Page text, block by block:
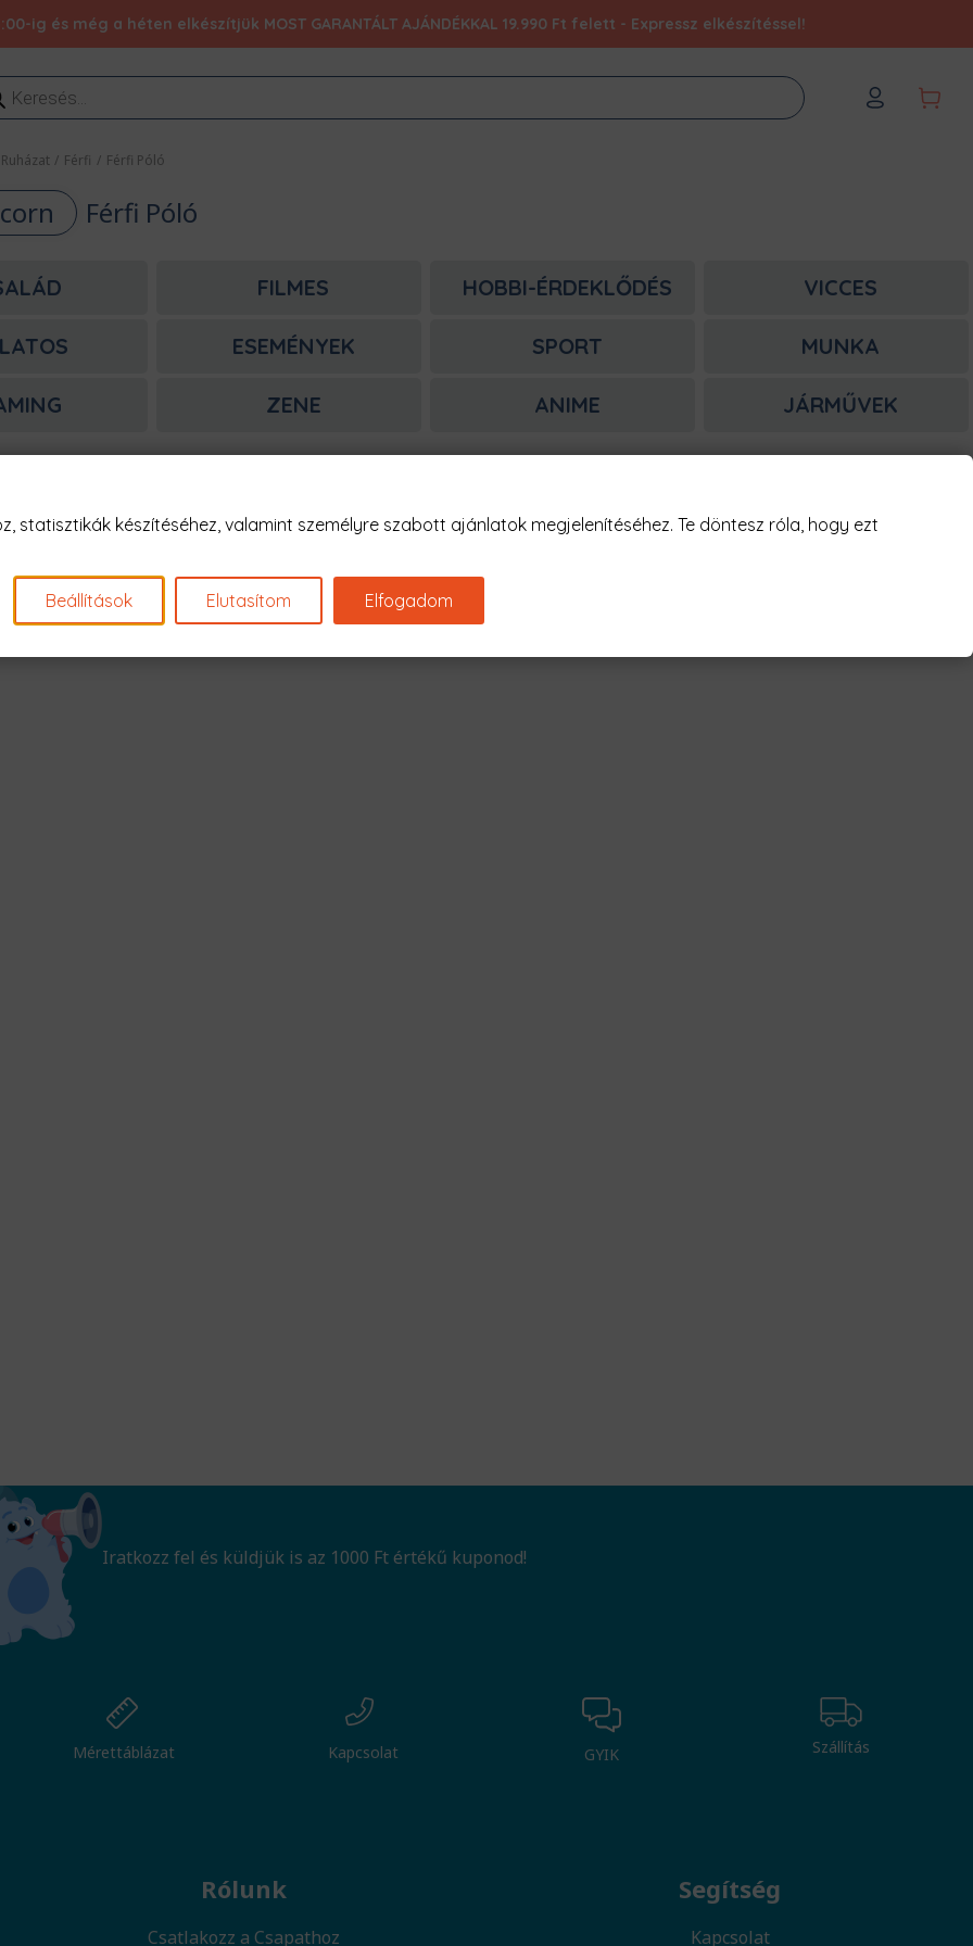
ig és még a héten elkészítjük MOST GARANTÁLT AJÁNDÉKKAL 19.990 Ft felett - Expressz elkészítéssel!
Ruházat / Férfi / Férfi Póló
Férfi Póló
FILMES HOBBI-ÉRDEKLŐDÉS VICCES
ESEMÉNYEK SPORT MUNKA
ZENE ANIME JÁRMŰVEK
Nagyon sajnáljuk! 😥
Nincs találat erre: "pandicorn Férfi Póló"
Iratkozz fel és küldjük is az 1000 Ft értékű kuponod!
Mérettáblázat Kapcsolat GYIK Szállítás
Rólunk
Csatlakozz a Csapathoz
Segítség
Kapcsolat
statisztikák készítéséhez, valamint személyre szabott ajánlatok megjelenítéséhez. Te döntesz róla, hogy ezt
Beállítások Elutasítom Elfogadom